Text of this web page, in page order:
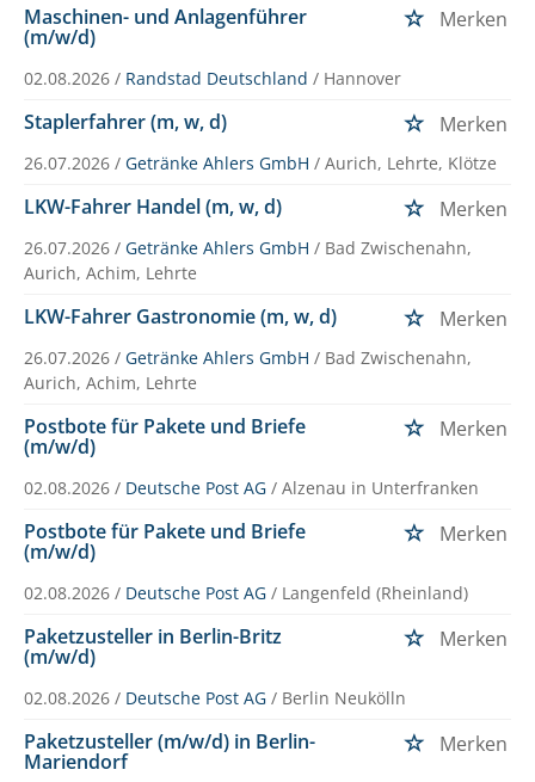
Maschinen- und Anlagenführer
(m/w/d)
Merken
02.08.2026 / Randstad Deutschland / Hannover
Staplerfahrer (m, w, d) Merken
26.07.2026 / Getränke Ahlers GmbH / Aurich, Lehrte, Klötze
LKW-Fahrer Handel (m, w, d) Merken
26.07.2026 / Getränke Ahlers GmbH / Bad Zwischenahn,
Aurich, Achim, Lehrte
LKW-Fahrer Gastronomie (m, w, d) Merken
26.07.2026 / Getränke Ahlers GmbH / Bad Zwischenahn,
Aurich, Achim, Lehrte
Postbote für Pakete und Briefe
(m/w/d)
Merken
02.08.2026 / Deutsche Post AG / Alzenau in Unterfranken
Postbote für Pakete und Briefe
(m/w/d)
Merken
02.08.2026 / Deutsche Post AG / Langenfeld (Rheinland)
Paketzusteller in Berlin-Britz
(m/w/d)
Merken
02.08.2026 / Deutsche Post AG / Berlin Neukölln
Paketzusteller (m/w/d) in Berlin-
Mariendorf
Merken